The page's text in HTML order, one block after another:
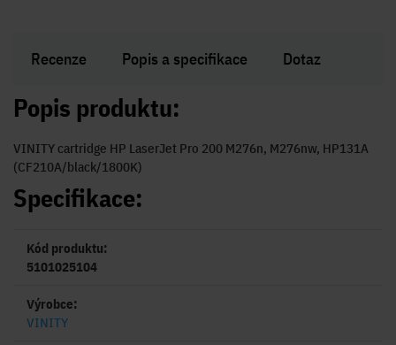
Recenze Popis a specifikace Dotaz
Popis produktu:
VINITY cartridge HP LaserJet Pro 200 M276n, M276nw, HP131A
(CF210A/black/1800K)
Specifikace:
Kód produktu:
5101025104
Výrobce:
VINITY